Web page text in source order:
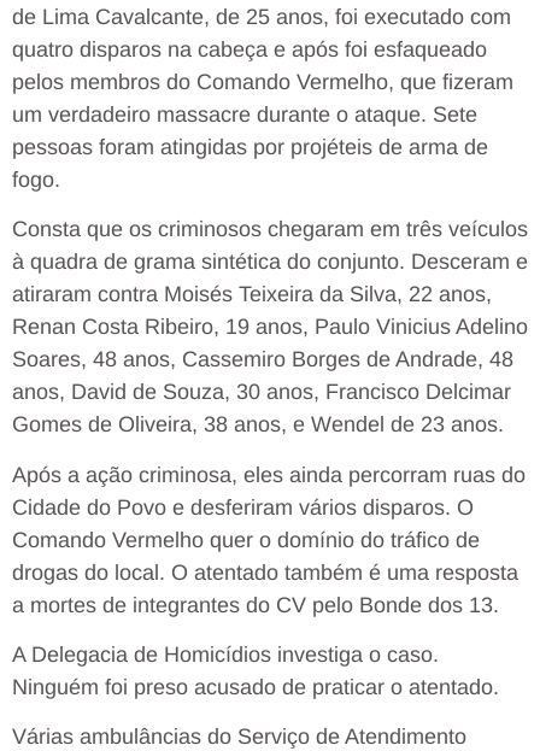
de Lima Cavalcante, de 25 anos, foi executado com
quatro disparos na cabeça e após foi esfaqueado
pelos membros do Comando Vermelho, que fizeram
um verdadeiro massacre durante o ataque. Sete
pessoas foram atingidas por projéteis de arma de
fogo.
Consta que os criminosos chegaram em três veículos
à quadra de grama sintética do conjunto. Desceram e
atiraram contra Moisés Teixeira da Silva, 22 anos,
Renan Costa Ribeiro, 19 anos, Paulo Vinicius Adelino
Soares, 48 anos, Cassemiro Borges de Andrade, 48
anos, David de Souza, 30 anos, Francisco Delcimar
Gomes de Oliveira, 38 anos, e Wendel de 23 anos.
Após a ação criminosa, eles ainda percorram ruas do
Cidade do Povo e desferiram vários disparos. O
Comando Vermelho quer o domínio do tráfico de
drogas do local. O atentado também é uma resposta
a mortes de integrantes do CV pelo Bonde dos 13.
A Delegacia de Homicídios investiga o caso.
Ninguém foi preso acusado de praticar o atentado.
Várias ambulâncias do Serviço de Atendimento